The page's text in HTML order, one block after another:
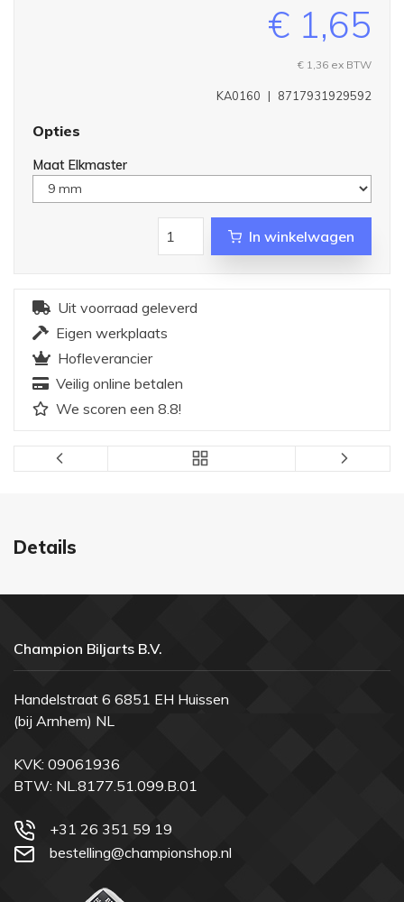
€ 1,65
€ 1,36 ex BTW
8717931929592
|
KA0160
Opties
Maat Elkmaster
In winkelwagen
Uit voorraad geleverd
Eigen werkplaats
Hofleverancier
Veilig online betalen
We scoren een 8.8!
Details
Champion Biljarts B.V.
Handelstraat 6 6851 EH Huissen
(bij Arnhem) NL
KVK: 09061936
BTW: NL.8177.51.099.B.01
+31 26 351 59 19
bestelling@championshop.nl